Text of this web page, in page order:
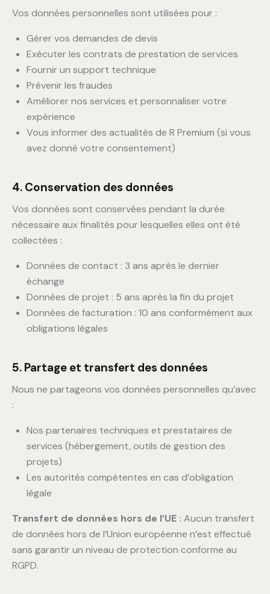
Vos données personnelles sont utilisées pour :
Gérer vos demandes de devis
Exécuter les contrats de prestation de services
Fournir un support technique
Prévenir les fraudes
Améliorer nos services et personnaliser votre
expérience
Vous informer des actualités de R Premium (si vous
avez donné votre consentement)
4. Conservation des données
Vos données sont conservées pendant la durée
nécessaire aux finalités pour lesquelles elles ont été
collectées :
Données de contact : 3 ans après le dernier
échange
Données de projet : 5 ans après la fin du projet
Données de facturation : 10 ans conformément aux
obligations légales
5. Partage et transfert des données
Nous ne partageons vos données personnelles qu’avec
:
Nos partenaires techniques et prestataires de
services (hébergement, outils de gestion des
projets)
Les autorités compétentes en cas d’obligation
légale
Transfert de données hors de l’UE : Aucun transfert
de données hors de l’Union européenne n’est effectué
sans garantir un niveau de protection conforme au
RGPD.